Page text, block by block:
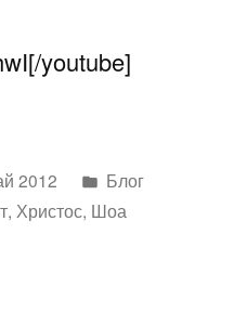
youtube]
2012
Написано
в
Блог
, Христос, Шоа